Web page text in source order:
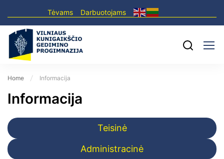
Tėvams Darbuotojams
Home Informacija
Informacija
Teisinė
Administracinė